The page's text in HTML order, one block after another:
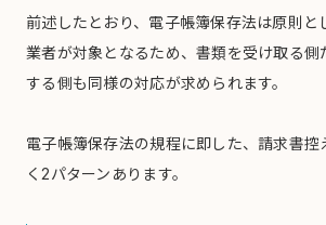
前述したとおり、電子帳簿保存法は原則と
業者が対象となるため、書類を受け取る側
する側も同様の対応が求められます。
電子帳簿保存法の規程に即した、請求書控
く2パターンあります。